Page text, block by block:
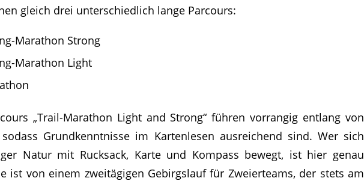
gleich drei unterschiedlich lange Parcours:
Marathon Strong
Marathon Light
„Trail-Marathon Light and Strong“ führen vorrangig entlang von
sodass Grundkenntnisse im Kartenlesen ausreichend sind. Wer sich
Natur mit Rucksack, Karte und Kompass bewegt, ist hier genau
ist von einem zweitägigen Gebirgslauf für Zweierteams, der stets am